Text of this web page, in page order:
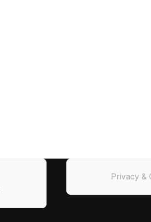
Privacy &